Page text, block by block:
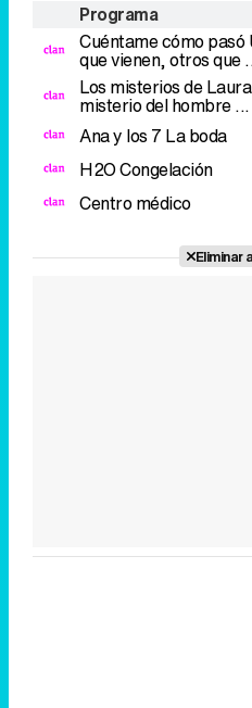
Programa
Cuéntame cómo pasó
que vienen, otros que
Los misterios de Laura
misterio del hombre ...
Ana y los 7 La boda
H2OCongelación
Centro médico
Eliminar